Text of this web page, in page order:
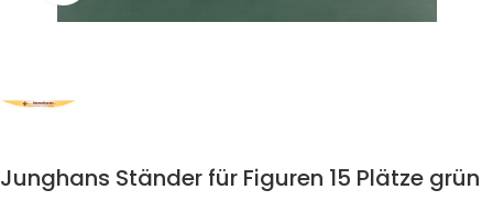
Junghans Ständer für Figuren 15 Plätze grün